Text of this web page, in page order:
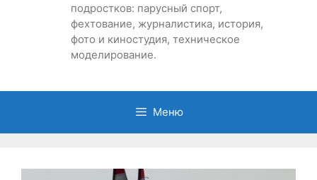
подростков: парусный спорт,
фехтование, журналистика, история,
фото и киностудия, техническое
моделирование.
Меню